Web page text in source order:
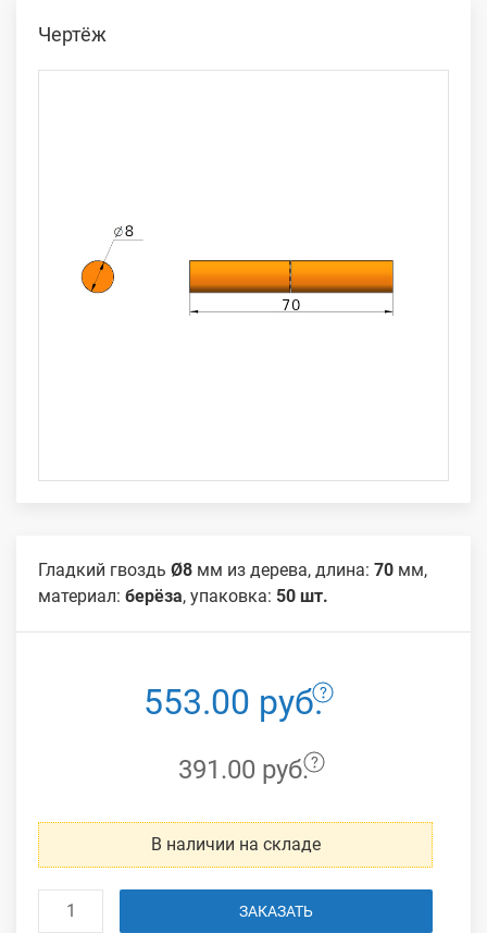
Чертёж
Гладкий гвоздь Ø8 мм из дерева, длина: 70 мм,
материал: берёза, упаковка: 50 шт.
553.00 руб.
391.00 руб.
В наличии на складе
ЗАКАЗАТЬ